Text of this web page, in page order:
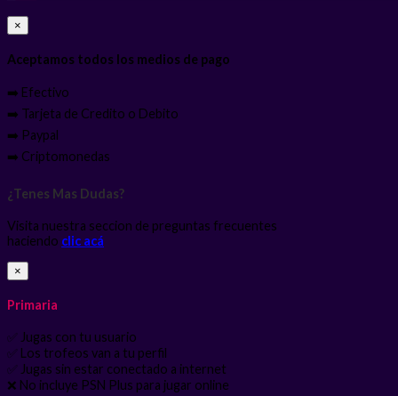
×
Aceptamos todos los medios de pago
➡️ Efectivo
➡️ Tarjeta de Credito o Debito
➡️ Paypal
➡️ Criptomonedas
¿Tenes Mas Dudas?
Visita nuestra seccion de preguntas frecuentes
haciendo clic acá
×
Primaria
✅ Jugas con tu usuario
✅ Los trofeos van a tu perfil
✅ Jugas sin estar conectado a internet
❌ No incluye PSN Plus para jugar online